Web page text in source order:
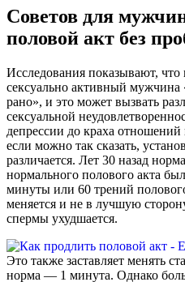
Советов для
половой акт без
Исследования показывают,
сексуально активный мужчина
рано», и это может вызвать
сексуальной
депрессии до краха
если можно так сказать,
различается. Лет 30 назад
нормального полового акта
минуты или 60 трений
меняется и не в лучшую
спермы ухудшается.
Это также заставляет менять
норма — 1 минута. Однако